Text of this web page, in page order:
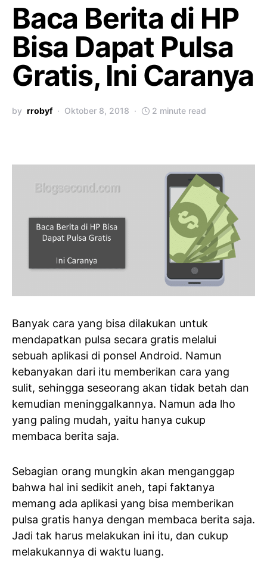
Baca Berita di HP
Bisa Dapat Pulsa
Gratis, Ini Caranya
by rrobyf Oktober 8, 2018 2 minute read
Banyak cara yang bisa dilakukan untuk
mendapatkan pulsa secara gratis melalui
sebuah aplikasi di ponsel Android. Namun
kebanyakan dari itu memberikan cara yang
sulit, sehingga seseorang akan tidak betah dan
kemudian meninggalkannya. Namun ada lho
yang paling mudah, yaitu hanya cukup
membaca berita saja.
Sebagian orang mungkin akan menganggap
bahwa hal ini sedikit aneh, tapi faktanya
memang ada aplikasi yang bisa memberikan
pulsa gratis hanya dengan membaca berita saja.
Jadi tak harus melakukan ini itu, dan cukup
melakukannya di waktu luang.